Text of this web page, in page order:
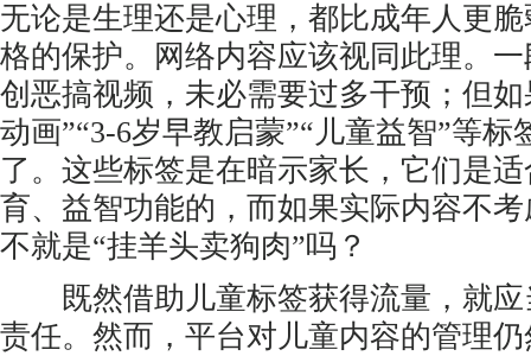
无论是生理还是心理，都比成年人更
格的保护。网络内容应该视同此理。
创恶搞视频，未必需要过多干预；但
动画”“3-6岁早教启蒙”“儿童益智”等标
了。这些标签是在暗示家长，它们是
育、益智功能的，而如果实际内容不
不就是“挂羊头卖狗肉”吗？
既然借助儿童标签获得流量，就应
责任。然而，平台对儿童内容的管理